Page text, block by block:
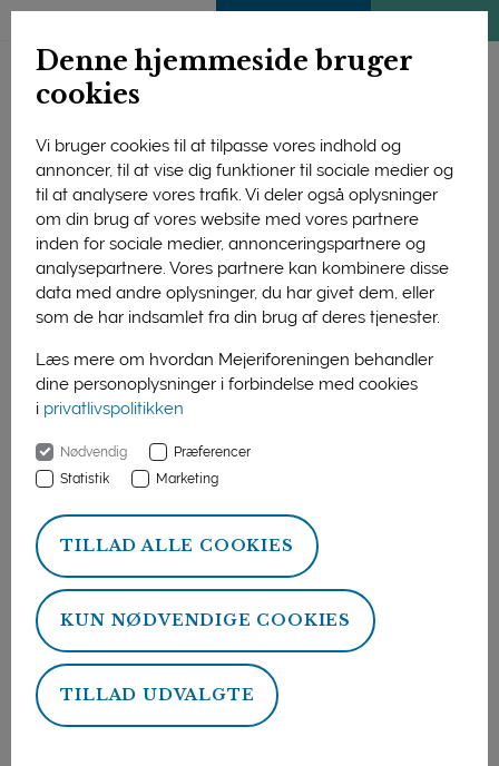
Denne hjemmeside bruger
cookies
Vi bruger cookies til at tilpasse vores indhold og
annoncer, til at vise dig funktioner til sociale medier og
til at analysere vores trafik. Vi deler også oplysninger
om din brug af vores website med vores partnere
inden for sociale medier, annonceringspartnere og
analysepartnere. Vores partnere kan kombinere disse
data med andre oplysninger, du har givet dem, eller
som de har indsamlet fra din brug af deres tjenester.
Læs mere om hvordan Mejeriforeningen behandler
dine personoplysninger i forbindelse med cookies
i privatlivspolitikken
Nødvendig
Præferencer
Statistik
Marketing
TILLAD ALLE COOKIES
KUN NØDVENDIGE COOKIES
TILLAD UDVALGTE
Formand for Foreningen af Danmarks Privatmejerier Jens
Beierholm Poulsen, slog de optimistiske toner an, da han
aften i Agro Food Park i Skejby.
Forside
Nyheder
Fremgang for de private mejerier i Danmark
16. maj 2019
Af:
Fremgang for de
private mejerier i